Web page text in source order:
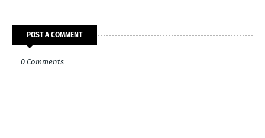
POST A COMMENT
0 Comments